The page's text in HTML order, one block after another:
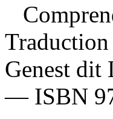
Traduction
Genest dit
— ISBN